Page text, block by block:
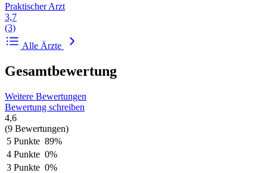
Praktischer Arzt
3,7
(3)
Alle Ärzte
Gesamtbewertung
Weitere Bewertungen
Bewertung schreiben
4,6
(9 Bewertungen)
5 Punkte 89%
4 Punkte 0%
3 Punkte 0%